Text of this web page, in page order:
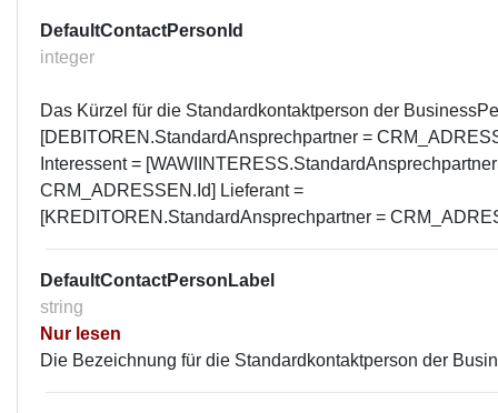
DefaultContactPersonId
integer
Das Kürzel für die Standardkontaktperson der
[DEBITOREN.StandardAnsprechpartner =
Interessent =
CRM_ADRESSEN.Id] Lieferant =
[KREDITOREN.StandardAnsprechpartner =
DefaultContactPersonLabel
string
Nur lesen
Die Bezeichnung für die Standardkontaktperson der